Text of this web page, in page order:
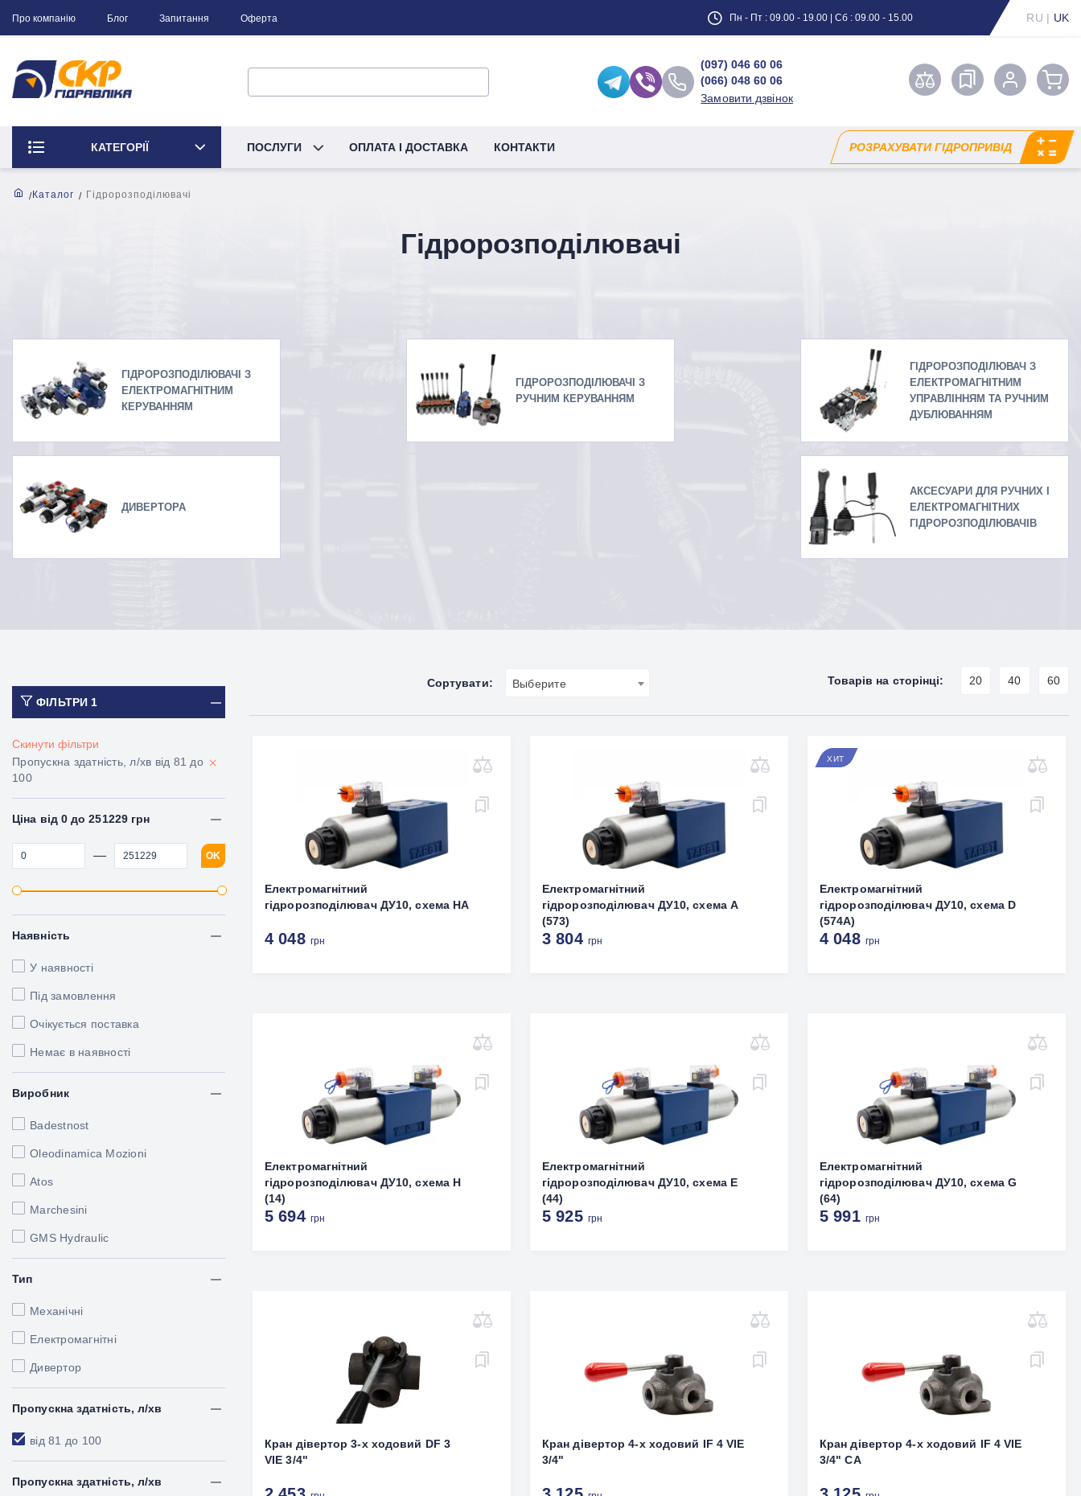
Про компанію Блог Запитання Оферта Пн - Пт : 09.00 - 19.00 | Сб : 09.00 - 15.00 RU | UK
(097) 046 60 06
(066) 048 60 06
Замовити дзвінок
КАТЕГОРІЇ ПОСЛУГИ ОПЛАТА І ДОСТАВКА КОНТАКТИ РОЗРАХУВАТИ ГІДРОПРИВІД
Каталог Гідророзподілювачі
Гідророзподілювачі
ГІДРОРОЗПОДІЛЮВАЧІ З
ЕЛЕКТРОМАГНІТНИМ
КЕРУВАННЯМ
ГІДРОРОЗПОДІЛЮВАЧІ З
РУЧНИМ КЕРУВАННЯМ
ГІДРОРОЗПОДІЛЮВАЧ З
ЕЛЕКТРОМАГНІТНИМ
УПРАВЛІННЯМ ТА РУЧНИМ
ДУБЛЮВАННЯМ
ДИВЕРТОРА
АКСЕСУАРИ ДЛЯ РУЧНИХ І
ЕЛЕКТРОМАГНІТНИХ
ГІДРОРОЗПОДІЛЮВАЧІВ
ФІЛЬТРИ1
Скинути фільтри
Пропускна здатність, л/хв від 81 до
100
×
Ціна від 0 до 251229 грн
— OK
Наявність
У наявності
Під замовлення
Очікується поставка
Немає в наявності
Виробник
Badestnost
Oleodinamica Mozioni
Atos
Marchesini
GMS Hydraulic
Тип
Механічні
Електромагнітні
Дивертор
Пропускна здатність, л/хв
від 81 до 100
Пропускна здатність, л/хв
Сортувати: Выберите Товарів на сторінці: 20 40 60
Електромагнітний
гідророзподілювач ДУ10, схема НА
4 048 грн
Електромагнітний
гідророзподілювач ДУ10, схема А
(573)
3 804 грн
ХИТ
Електромагнітний
гідророзподілювач ДУ10, схема D
(574A)
4 048 грн
Електромагнітний
гідророзподілювач ДУ10, схема Н
(14)
5 694 грн
Електромагнітний
гідророзподілювач ДУ10, схема Е
(44)
5 925 грн
Електромагнітний
гідророзподілювач ДУ10, схема G
(64)
5 991 грн
Кран дівертор 3-х ходовий DF 3
VIE 3/4"
Кран дівертор 4-х ходовий IF 4 VIE
3/4"
Кран дівертор 4-х ходовий IF 4 VIE
3/4" CA